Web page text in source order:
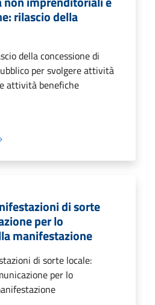
rilascio della
della concessione di
per svolgere attività
attività benefiche
di sorte
per lo
manifestazione
di sorte locale:
per lo